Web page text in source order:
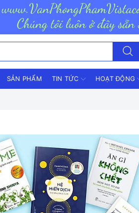
SẢN PHẨM TIN TỨC HOẠT ĐỘNG